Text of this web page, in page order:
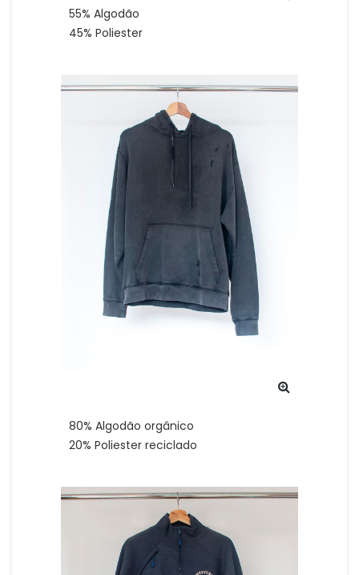
55% Algodão
45% Poliester
80% Algodão orgânico
20% Poliester reciclado